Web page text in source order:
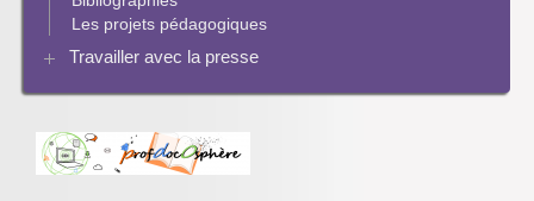
Les projets pédagogiques
Travailler avec la presse
Enseigner la presse écrite
L’économie des médias